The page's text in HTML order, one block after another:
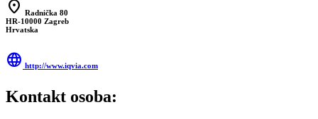
location_on Radnička 80
HR-10000 Zagreb
Hrvatska
language http://www.iqvia.com
Kontakt osoba: